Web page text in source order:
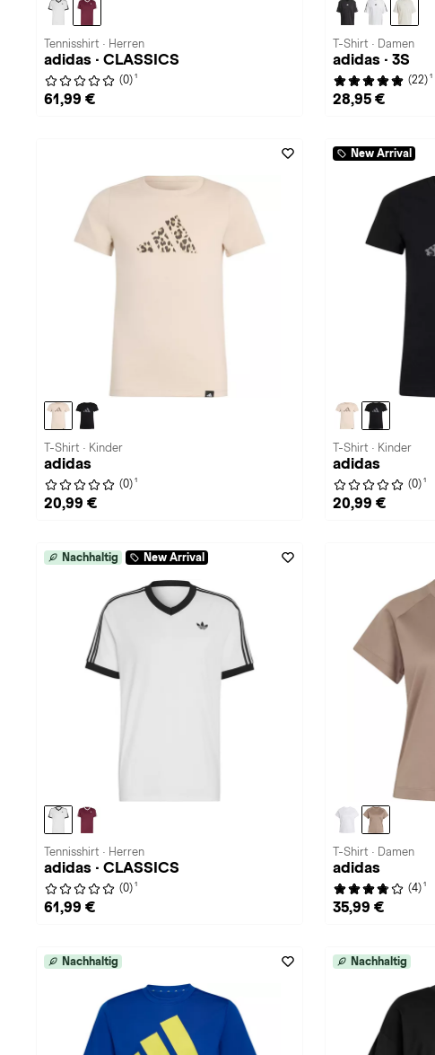
Tennisshirt · Herren
adidas · CLASSICS
(0) 1
61,99 €
T-Shirt · Damen
adidas · 3S
(22) 1
28,95 €
T-Shirt · Kinder
adidas
(0) 1
20,99 €
New Arrival
T-Shirt · Kinder
adidas
(0) 1
20,99 €
Nachhaltig New Arrival
Tennisshirt · Herren
adidas · CLASSICS
(0) 1
61,99 €
T-Shirt · Damen
adidas
(4) 1
35,99 €
Nachhaltig Nachhaltig